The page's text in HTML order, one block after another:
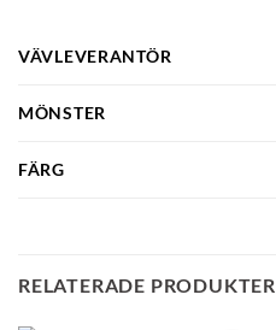
VÄVLEVERANTÖR
MÖNSTER
FÄRG
RELATERADE PRODUKTER